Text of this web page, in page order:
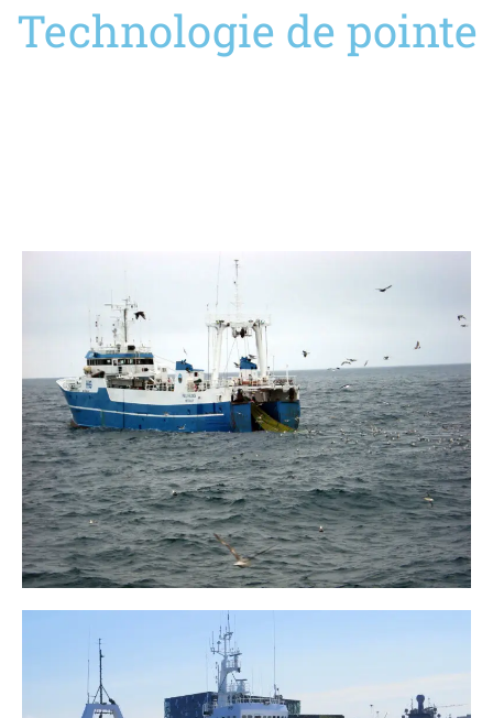
Technologie de pointe